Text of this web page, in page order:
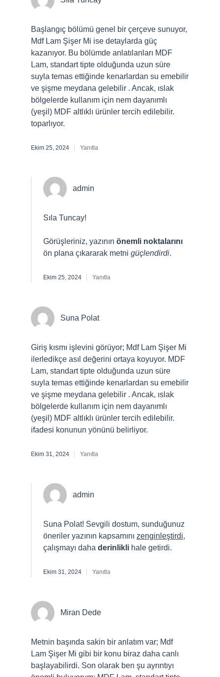
Başlangıç bölümü genel bir çerçeve sunuyor,
Mdf Lam Şişer Mi ise detaylarda güç
kazanıyor. Bu bölümde anlatılanları MDF
Lam, standart tipte olduğunda uzun süre
suyla temas ettiğinde kenarlardan su emebilir
ve şişme meydana gelebilir . Ancak, ıslak
bölgelerde kullanım için nem dayanımlı
(yeşil) MDF altlıklı ürünler tercih edilebilir.
toparlıyor.
Ekim 25, 2024 Yanıtla
admin
Sıla Tuncay!
Görüşleriniz, yazının önemli noktalarını
ön plana çıkararak metni güçlendirdi.
Ekim 25, 2024 Yanıtla
Suna Polat
Giriş kısmı işlevini görüyor; Mdf Lam Şişer Mi
ilerledikçe asıl değerini ortaya koyuyor. MDF
Lam, standart tipte olduğunda uzun süre
suyla temas ettiğinde kenarlardan su emebilir
ve şişme meydana gelebilir . Ancak, ıslak
bölgelerde kullanım için nem dayanımlı
(yeşil) MDF altlıklı ürünler tercih edilebilir.
ifadesi konunun yönünü belirliyor.
Ekim 31, 2024 Yanıtla
admin
Suna Polat! Sevgili dostum, sunduğunuz
öneriler yazının kapsamını zenginleştirdi,
çalışmayı daha derinlikli hale getirdi.
Ekim 31, 2024 Yanıtla
Miran Dede
Metnin başında sakin bir anlatım var; Mdf
Lam Şişer Mi gibi bir konu biraz daha canlı
başlayabilirdi. Son olarak ben şu ayrıntıyı